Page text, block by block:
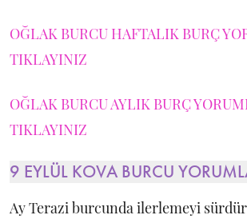
OĞLAK BURCU HAFTALIK BURÇ
TIKLAYINIZ
OĞLAK BURCU AYLIK BURÇ
TIKLAYINIZ
9 EYLÜL KOVA BURCU
Ay Terazi burcunda ilerlemeyi